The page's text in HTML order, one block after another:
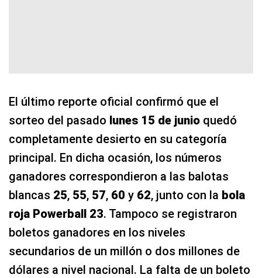
El último reporte oficial confirmó que el
sorteo del pasado lunes 15 de junio quedó
completamente desierto en su categoría
principal. En dicha ocasión, los números
ganadores correspondieron a las balotas
blancas 25, 55, 57, 60 y 62, junto con la bola
roja Powerball 23. Tampoco se registraron
boletos ganadores en los niveles
secundarios de un millón o dos millones de
dólares a nivel nacional. La falta de un boleto